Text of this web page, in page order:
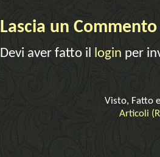
Lascia un Commento
Devi aver fatto il login per
Visto, Fatto
Articoli